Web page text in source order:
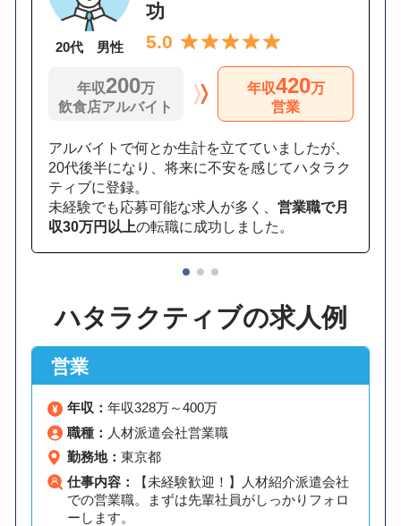
20代 男性
功
5.0
年収200万
飲食店アルバイト
年収420万
営業
アルバイトで何とか生計を立てていましたが、
20代後半になり、将来に不安を感じてハタラク
ティブに登録。
未経験でも応募可能な求人が多く、 営業職で月
収30万円以上の転職に成功しました。
ハタラクティブの求人例
営業
年収： 年収328万～400万
職種： 人材派遣会社営業職
勤務地： 東京都
仕事内容：
【未経験歓迎！】人材紹介派遣会社
での営業職。まずは先輩社員がしっかりフォロ
ーします。